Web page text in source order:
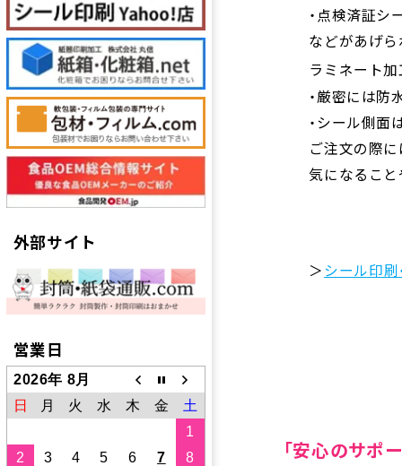
外部サイト
営業日
2026年 8月
日
月 火 水 木 金
土
1
2
3 4 5 6 7
8
・点検済証シ
などがあげら
ラミネート
・厳密には
・シール側
ご注文の際
気になるこ
＞シール印刷
「安心のサポ